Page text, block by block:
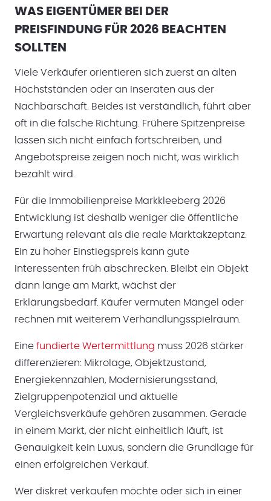
WAS EIGENTÜMER BEI DER
PREISFINDUNG FÜR 2026 BEACHTEN
SOLLTEN
Viele Verkäufer orientieren sich zuerst an alten
Höchstständen oder an Inseraten aus der
Nachbarschaft. Beides ist verständlich, führt aber
oft in die falsche Richtung. Frühere Spitzenpreise
lassen sich nicht einfach fortschreiben, und
Angebotspreise zeigen noch nicht, was wirklich
bezahlt wird.
Für die Immobilienpreise Markkleeberg 2026
Entwicklung ist deshalb weniger die öffentliche
Erwartung relevant als die reale Marktakzeptanz.
Ein zu hoher Einstiegspreis kann gute
Interessenten früh abschrecken. Bleibt ein Objekt
dann lange am Markt, wächst der
Erklärungsbedarf. Käufer vermuten Mängel oder
rechnen mit weiterem Verhandlungsspielraum.
Eine fundierte Wertermittlung muss 2026 stärker
differenzieren: Mikrolage, Objektzustand,
Energiekennzahlen, Modernisierungsstand,
Zielgruppenpotenzial und aktuelle
Vergleichsverkäufe gehören zusammen. Gerade
in einem Markt, der nicht einheitlich läuft, ist
Genauigkeit kein Luxus, sondern die Grundlage für
einen erfolgreichen Verkauf.
Wer diskret verkaufen möchte oder sich in einer